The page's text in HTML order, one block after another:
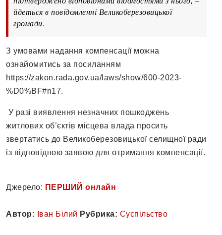
йдеться в повідомленні Великоберезовицької
громади.
З умовами надання компенсації можна
ознайомитись за посиланням
https://zakon.rada.gov.ua/laws/show/600-2023-
%D0%BF#n17.
У разі виявлення незначних пошкоджень
житлових об’єктів місцева влада просить
звертатись до Великоберезовицької селищної ради
із відповідною заявою для отримання компенсації.
Джерело: ПЕРШИЙ онлайн
Автор: Іван Білий Рубрика: Суспільство